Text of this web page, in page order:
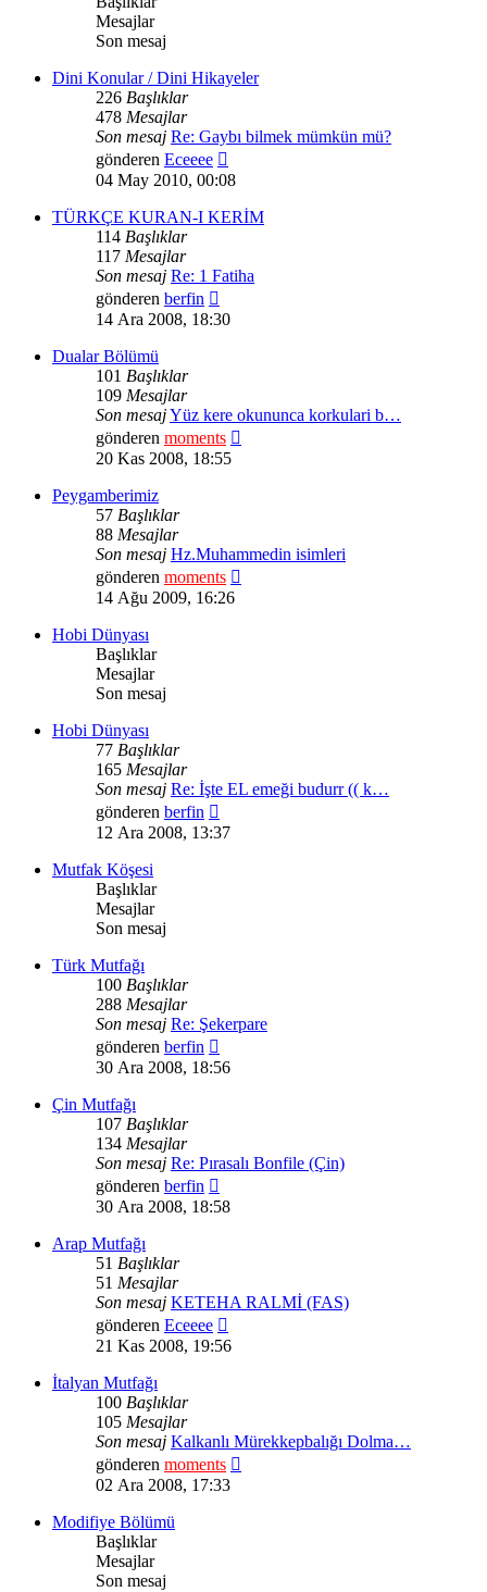
Mesajlar
Son mesaj
Dini Konular / Dini Hikayeler
226 Başlıklar
478 Mesajlar
Son mesaj Re: Gaybı bilmek mümkün mü?
gönderen Eceeee
mesajı
04 May 2010, 00:08
TÜRKÇE KURAN-I KERİM
114 Başlıklar
117 Mesajlar
Son mesaj Re: 1 Fatiha
gönderen berfin
mesajı
14 Ara 2008, 18:30
Dualar Bölümü
101 Başlıklar
109 Mesajlar
Son mesajYüz kere okununca korkulari b…
gönderen moments
20 Kas 2008, 18:55
Peygamberimiz
57 Başlıklar
88 Mesajlar
Son mesaj Hz.Muhammedin isimleri
gönderen moments
14 Ağu 2009, 16:26
Hobi Dünyası
Başlıklar
Mesajlar
Son mesaj
Hobi Dünyası
77 Başlıklar
165 Mesajlar
Son mesaj Re: İşte EL emeği budurr (( k…
gönderen berfin
mesajı
12 Ara 2008, 13:37
Mutfak Köşesi
Başlıklar
Mesajlar
Son mesaj
Türk Mutfağı
100 Başlıklar
288 Mesajlar
Son mesaj Re: Şekerpare
gönderen berfin
mesajı
30 Ara 2008, 18:56
Çin Mutfağı
107 Başlıklar
134 Mesajlar
Son mesaj Re: Pırasalı Bonfile (Çin)
gönderen berfin
mesajı
30 Ara 2008, 18:58
Arap Mutfağı
51 Başlıklar
51 Mesajlar
Son mesaj KETEHA RALMİ (FAS)
gönderen Eceeee
mesajı
21 Kas 2008, 19:56
İtalyan Mutfağı
100 Başlıklar
105 Mesajlar
Son mesaj Kalkanlı Mürekkepbalığı Dolma…
gönderen moments
02 Ara 2008, 17:33
Modifiye Bölümü
Başlıklar
Mesajlar
Son mesaj